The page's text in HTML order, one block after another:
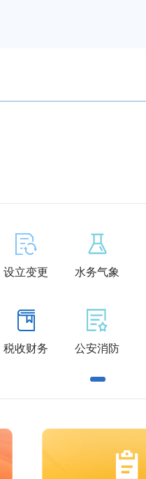
设立变更 水务气象
税收财务 公安消防